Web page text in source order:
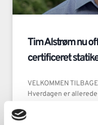
Tim Alstrøm nu
certificeret
VELKOMMEN
Hverdagen er